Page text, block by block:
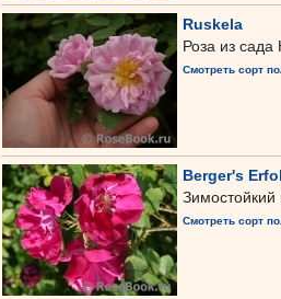
Ruskela
Роза из
Смотреть сорт
Berger's
Зимостойкий
Смотреть сорт